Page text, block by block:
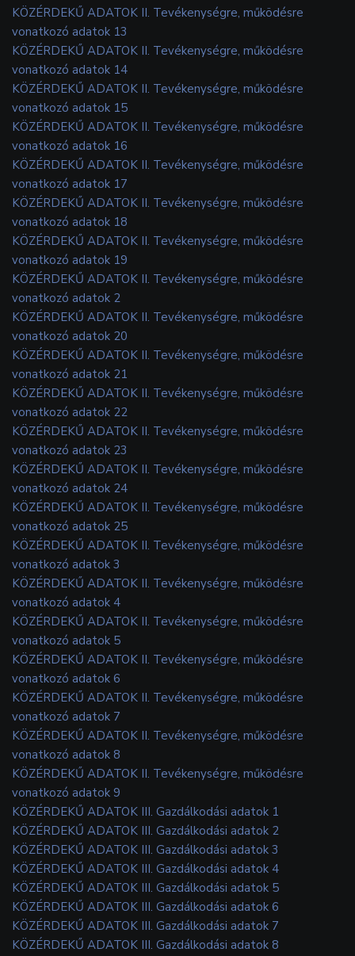
KÖZÉRDEKŰ ADATOK II. Tevékenységre, működésre
vonatkozó adatok 13
KÖZÉRDEKŰ ADATOK II. Tevékenységre, működésre
vonatkozó adatok 14
KÖZÉRDEKŰ ADATOK II. Tevékenységre, működésre
vonatkozó adatok 15
KÖZÉRDEKŰ ADATOK II. Tevékenységre, működésre
vonatkozó adatok 16
KÖZÉRDEKŰ ADATOK II. Tevékenységre, működésre
vonatkozó adatok 17
KÖZÉRDEKŰ ADATOK II. Tevékenységre, működésre
vonatkozó adatok 18
KÖZÉRDEKŰ ADATOK II. Tevékenységre, működésre
vonatkozó adatok 19
KÖZÉRDEKŰ ADATOK II. Tevékenységre, működésre
vonatkozó adatok 2
KÖZÉRDEKŰ ADATOK II. Tevékenységre, működésre
vonatkozó adatok 20
KÖZÉRDEKŰ ADATOK II. Tevékenységre, működésre
vonatkozó adatok 21
KÖZÉRDEKŰ ADATOK II. Tevékenységre, működésre
vonatkozó adatok 22
KÖZÉRDEKŰ ADATOK II. Tevékenységre, működésre
vonatkozó adatok 23
KÖZÉRDEKŰ ADATOK II. Tevékenységre, működésre
vonatkozó adatok 24
KÖZÉRDEKŰ ADATOK II. Tevékenységre, működésre
vonatkozó adatok 25
KÖZÉRDEKŰ ADATOK II. Tevékenységre, működésre
vonatkozó adatok 3
KÖZÉRDEKŰ ADATOK II. Tevékenységre, működésre
vonatkozó adatok 4
KÖZÉRDEKŰ ADATOK II. Tevékenységre, működésre
vonatkozó adatok 5
KÖZÉRDEKŰ ADATOK II. Tevékenységre, működésre
vonatkozó adatok 6
KÖZÉRDEKŰ ADATOK II. Tevékenységre, működésre
vonatkozó adatok 7
KÖZÉRDEKŰ ADATOK II. Tevékenységre, működésre
vonatkozó adatok 8
KÖZÉRDEKŰ ADATOK II. Tevékenységre, működésre
vonatkozó adatok 9
KÖZÉRDEKŰ ADATOK III. Gazdálkodási adatok 1
KÖZÉRDEKŰ ADATOK III. Gazdálkodási adatok 2
KÖZÉRDEKŰ ADATOK III. Gazdálkodási adatok 3
KÖZÉRDEKŰ ADATOK III. Gazdálkodási adatok 4
KÖZÉRDEKŰ ADATOK III. Gazdálkodási adatok 5
KÖZÉRDEKŰ ADATOK III. Gazdálkodási adatok 6
KÖZÉRDEKŰ ADATOK III. Gazdálkodási adatok 7
KÖZÉRDEKŰ ADATOK III. Gazdálkodási adatok 8